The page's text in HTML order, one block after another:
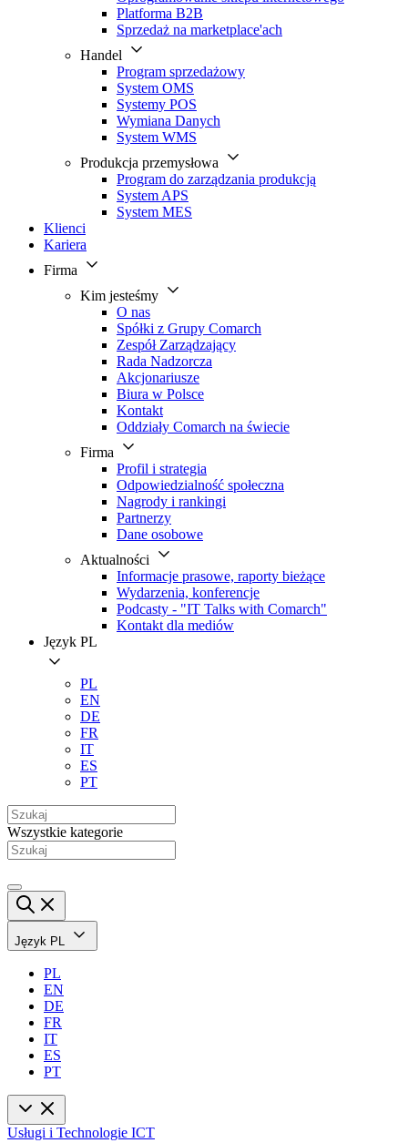
Platforma B2B
Sprzedaż na marketplace'ach
Handel
Program sprzedażowy
System OMS
Systemy POS
Wymiana Danych
System WMS
Produkcja przemysłowa
Program do zarządzania produkcją
System APS
System MES
Klienci
Kariera
Firma
Kim jesteśmy
O nas
Spółki z Grupy Comarch
Zespół Zarządzający
Rada Nadzorcza
Akcjonariusze
Biura w Polsce
Kontakt
Oddziały Comarch na świecie
Firma
Profil i strategia
Odpowiedzialność społeczna
Nagrody i rankingi
Partnerzy
Dane osobowe
Aktualności
Informacje prasowe, raporty bieżące
Wydarzenia, konferencje
Podcasty - "IT Talks with Comarch"
Kontakt dla mediów
Język PL
PL
EN
DE
FR
IT
ES
PT
Wszystkie kategorie
Język PL
PL
EN
DE
FR
IT
ES
PT
Usługi i Technologie ICT